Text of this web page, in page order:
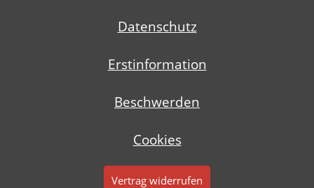
Datenschutz
Erstinformation
Beschwerden
Cookies
Vertrag widerrufen